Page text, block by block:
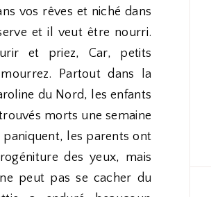
vos rêves et niché dans
et il veut être nourri.
et priez, Car, petits
Partout dans la
du Nord, les enfants
morts une semaine
les parents ont
des yeux, mais
peut pas se cacher du